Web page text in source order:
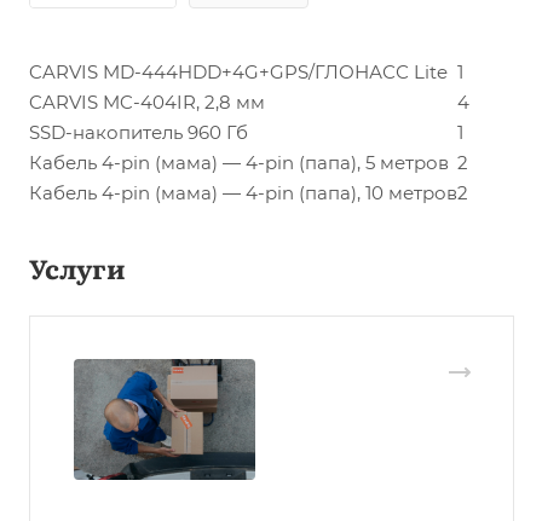
CARVIS MD-444HDD+4G+GPS/ГЛОНАСС Lite 1
CARVIS MC-404IR, 2,8 мм
4
SSD-накопитель 960 Гб
1
Кабель 4-pin (мама) — 4-pin (папа), 5 метров 2
Кабель 4-pin (мама) — 4-pin (папа), 10 метров2
Услуги